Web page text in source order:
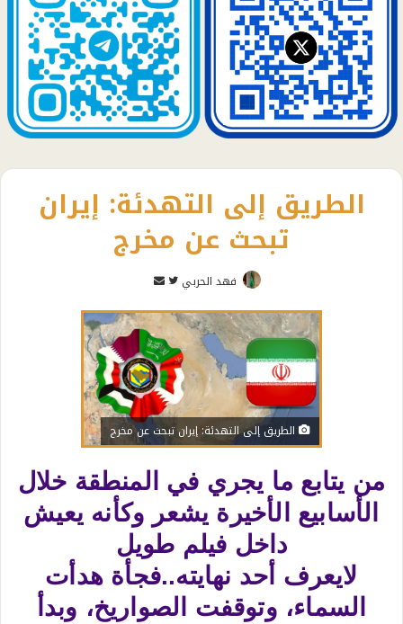
الطريق إلى التهدئة: إيران
تبحث عن مخرج
فهد الحربي
تابع
تويتر
أرسل
إلكترونيا
الطريق إلى التهدئة: إيران تبحث عن مخرج
من يتابع ما يجري في المنطقة خلال
الأسابيع الأخيرة يشعر وكأنه يعيش
داخل فيلم طويل
لايعرف أحد نهايته..فجأة هدأت
السماء، وتوقفت الصواريخ، وبدأ